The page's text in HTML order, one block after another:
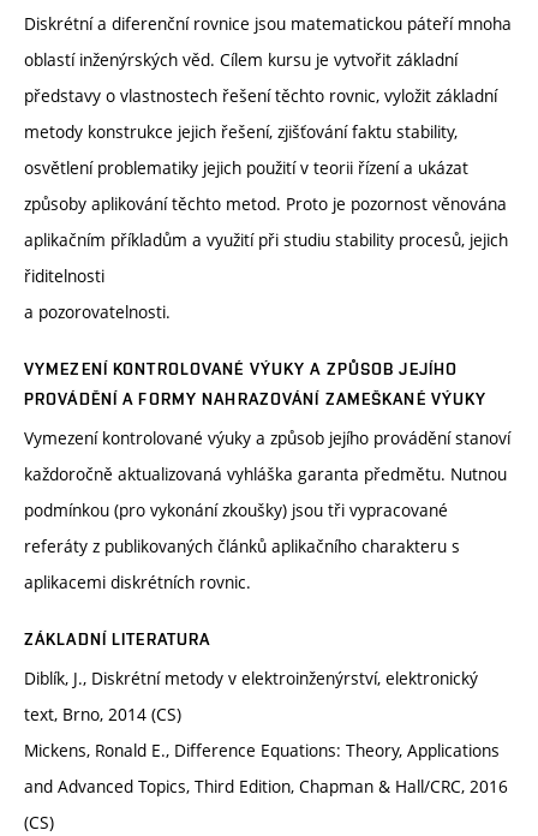
Diskrétní a diferenční rovnice jsou matematickou páteří mnoha
oblastí inženýrských věd. Cílem kursu je vytvořit základní
představy o vlastnostech řešení těchto rovnic, vyložit základní
metody konstrukce jejich řešení, zjišťování faktu stability,
osvětlení problematiky jejich použití v teorii řízení a ukázat
způsoby aplikování těchto metod. Proto je pozornost věnována
aplikačním příkladům a využití při studiu stability procesů, jejich
řiditelnosti
a pozorovatelnosti.
VYMEZENÍ KONTROLOVANÉ VÝUKY A ZPŮSOB JEJÍHO
PROVÁDĚNÍ A FORMY NAHRAZOVÁNÍ ZAMEŠKANÉ VÝUKY
Vymezení kontrolované výuky a způsob jejího provádění stanoví
každoročně aktualizovaná vyhláška garanta předmětu. Nutnou
podmínkou (pro vykonání zkoušky) jsou tři vypracované
referáty z publikovaných článků aplikačního charakteru s
aplikacemi diskrétních rovnic.
ZÁKLADNÍ LITERATURA
Diblík, J., Diskrétní metody v elektroinženýrství, elektronický
text, Brno, 2014 (CS)
Mickens, Ronald E., Difference Equations: Theory, Applications
and Advanced Topics, Third Edition, Chapman & Hall/CRC, 2016
(CS)